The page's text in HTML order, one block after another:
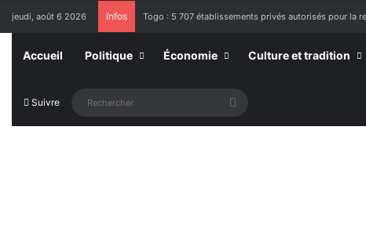
jeudi, août 6 2026 Infos Togo : 5 707 établissements privés autorisés pour la
Accueil Politique Économie Culture et tradition
Suivre Rechercher